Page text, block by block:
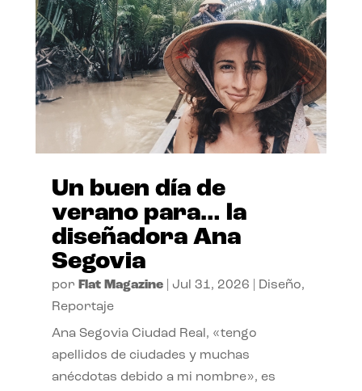
Un buen día de
verano para… la
diseñadora Ana
Segovia
por Flat Magazine| Jul 31, 2026 Diseño,
Reportaje
Ana Segovia Ciudad Real, «tengo
apellidos de ciudades y muchas
anécdotas debido a mi nombre», es